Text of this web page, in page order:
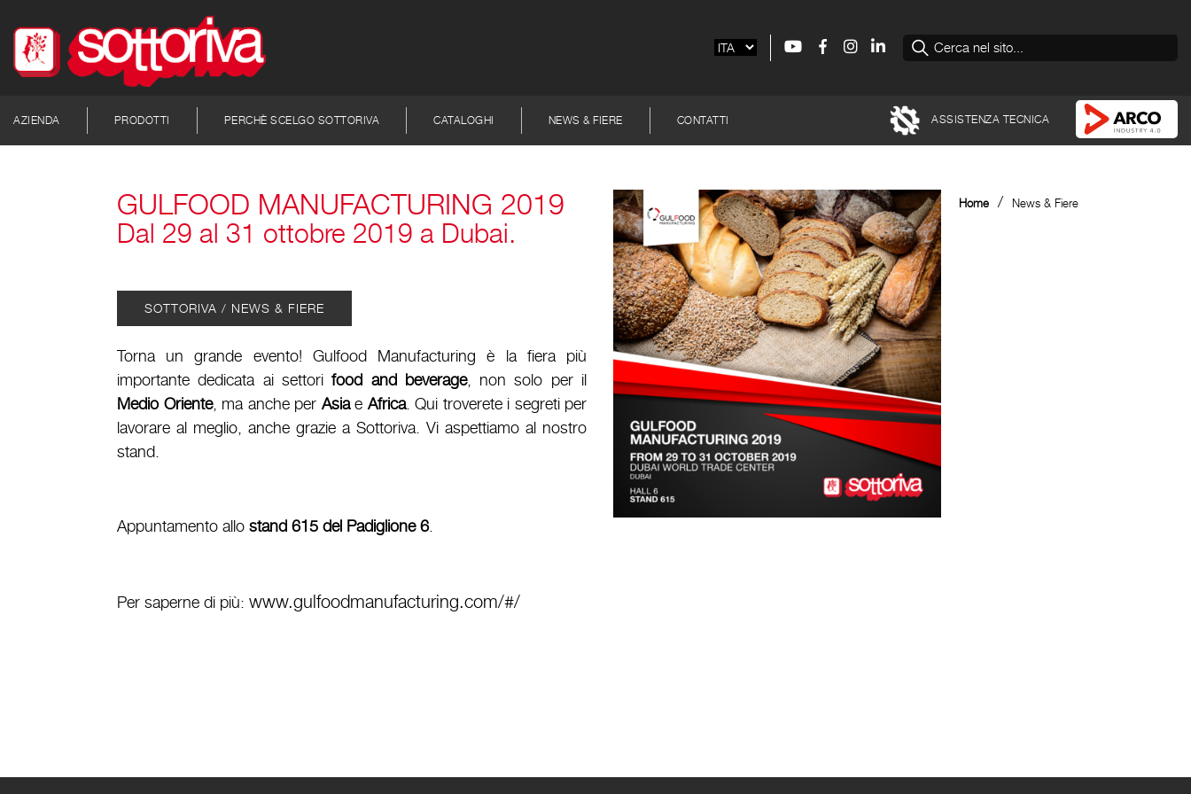
AZIENDA PRODOTTI PERCHÈ SCELGO SOTTORIVA CATALOGHI NEWS & FIERE CONTATTI ASSISTENZA TECNICA
Home / News & Fiere
GULFOOD MANUFACTURING 2019
Dal 29 al 31 ottobre 2019 a Dubai.
SOTTORIVA / NEWS & FIERE
Torna un grande evento! Gulfood Manufacturing è la fiera più
importante dedicata ai settorifood and beverage, non solo per il
Medio Oriente, ma anche per Asiae Africa. Qui troverete i segreti per
lavorare al meglio, anche grazie a Sottoriva. Vi aspettiamo al nostro
stand.
Appuntamento allo stand 615 del Padiglione 6.
Per saperne di più: www.gulfoodmanufacturing.com/#/